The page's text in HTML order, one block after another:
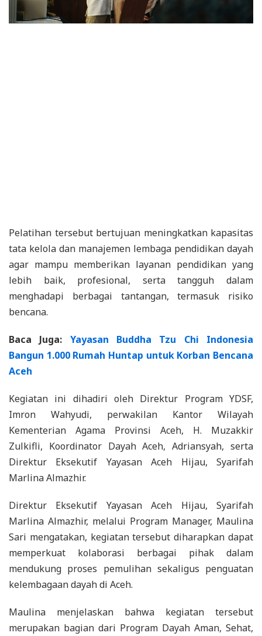
Pelatihan tersebut bertujuan meningkatkan kapasitas
tata kelola dan manajemen lembaga pendidikan dayah
agar mampu memberikan layanan pendidikan yang
lebih baik, profesional, serta tangguh dalam
menghadapi berbagai tantangan, termasuk risiko
bencana.
Baca Juga: Yayasan Buddha Tzu Chi Indonesia
Bangun 1.000 Rumah Huntap untuk Korban Bencana
Aceh
Kegiatan ini dihadiri oleh Direktur Program YDSF,
Imron Wahyudi, perwakilan Kantor Wilayah
Kementerian Agama Provinsi Aceh, H. Muzakkir
Zulkifli, Koordinator Dayah Aceh, Adriansyah, serta
Direktur Eksekutif Yayasan Aceh Hijau, Syarifah
Marlina Almazhir.
Direktur Eksekutif Yayasan Aceh Hijau, Syarifah
Marlina Almazhir, melalui Program Manager, Maulina
Sari mengatakan, kegiatan tersebut diharapkan dapat
memperkuat kolaborasi berbagai pihak dalam
mendukung proses pemulihan sekaligus penguatan
kelembagaan dayah di Aceh.
Maulina menjelaskan bahwa kegiatan tersebut
merupakan bagian dari Program Dayah Aman, Sehat,